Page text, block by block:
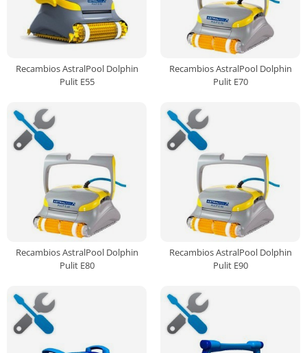
Recambios AstralPool Dolphin
Pulit E55
Recambios AstralPool Dolphin
Pulit E70
Recambios AstralPool Dolphin
Pulit E80
Recambios AstralPool Dolphin
Pulit E90